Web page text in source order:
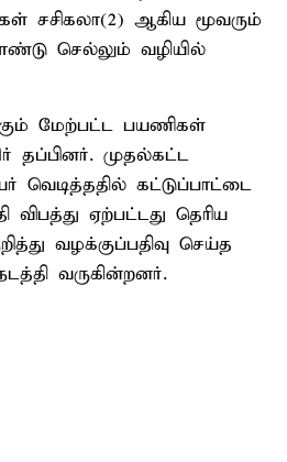
சசிகலா(2) ஆகிய மூவரும்
செல்லும் வழியில்
மேற்பட்ட பயணிகள்
தப்பினர். முதல்கட்ட
வெடித்ததில் கட்டுப்பாட்டை
ஏற்பட்டது தெரிய
வழக்குப்பதிவு செய்த
வருகின்றனர்.